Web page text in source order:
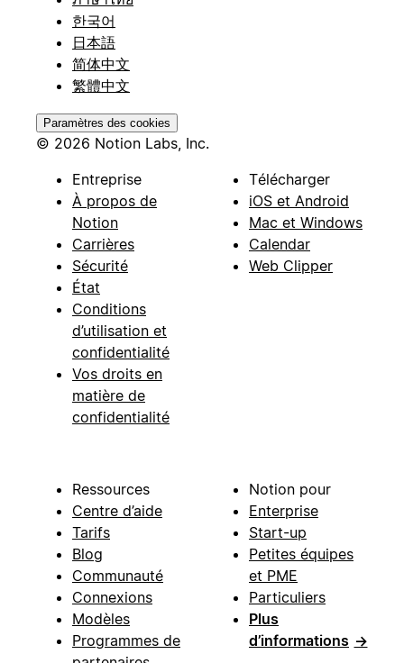
한국어
日本語
简体中文
繁體中文
Paramètres des cookies
© 2026 Notion Labs, Inc.
Entreprise
À propos de
Notion
Carrières
Sécurité
État
Conditions
d’utilisation et
confidentialité
Vos droits en
matière de
confidentialité
Télécharger
iOS et Android
Mac et Windows
Calendar
Web Clipper
Ressources
Centre d’aide
Tarifs
Blog
Communauté
Connexions
Modèles
Programmes de
Notion pour
Enterprise
Start-up
Petites équipes
et PME
Particuliers
Plus
d’informations →